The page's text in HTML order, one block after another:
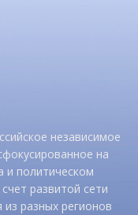
независимое
на
и политическом
развитой сети
разных регионов